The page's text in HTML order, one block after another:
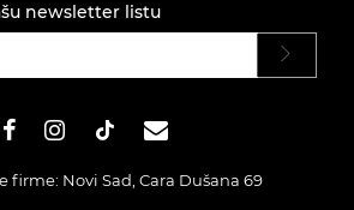
newsletter listu
firme: Novi Sad, Cara Dušana 69